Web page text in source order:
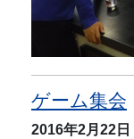
ゲーム集会
2016年2月22日